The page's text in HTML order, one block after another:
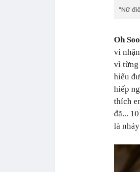
"Nữ
Oh
vì
vì từng
hiểu
hiếp
thích
đã...
là